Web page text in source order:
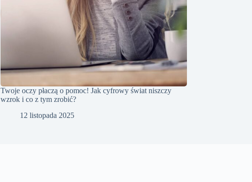
Twoje oczy płaczą o pomoc! Jak cyfrowy świat niszczy
wzrok i co z tym zrobić?
12 listopada 2025